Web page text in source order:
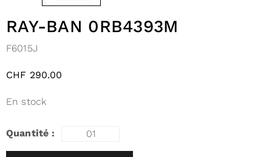
RAY-BAN 0RB4393M
F6015J
CHF 290.00
En stock